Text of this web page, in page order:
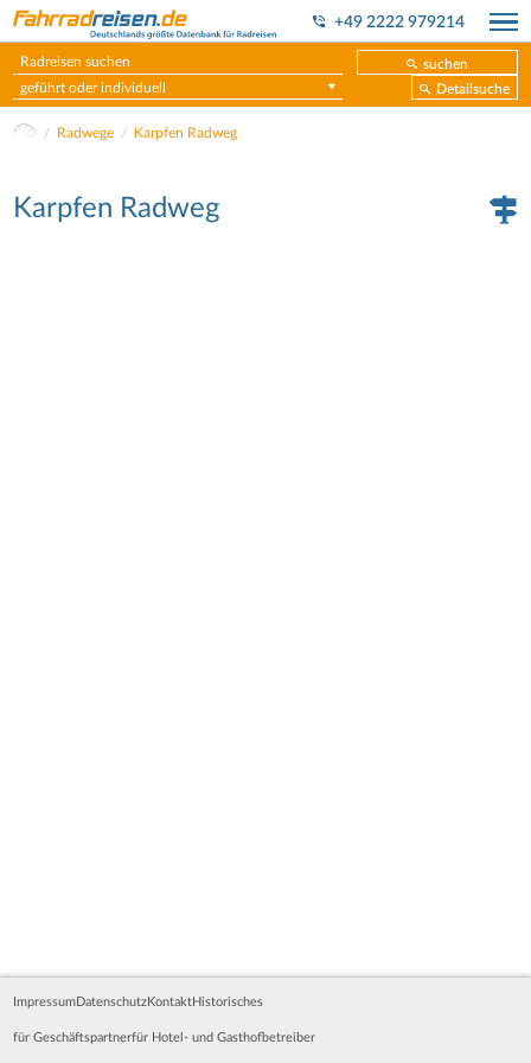
+49 2222 979214
suchen
geführt oder individuell
Detailsuche
Radwege Karpfen Radweg
Karpfen Radweg
Impressum Datenschutz Kontakt Historisches
für Geschäftspartnerfür Hotel- und Gasthofbetreiber